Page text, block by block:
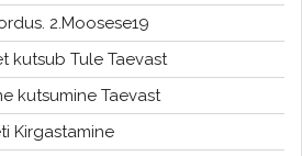
2.Moosese19
kutsub Tule Taevast
kutsumine Taevast
Kirgastamine